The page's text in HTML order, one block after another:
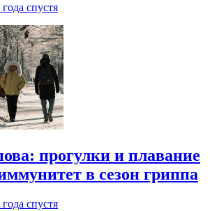
года спустя
прогулки и плавание
в сезон гриппа
года спустя